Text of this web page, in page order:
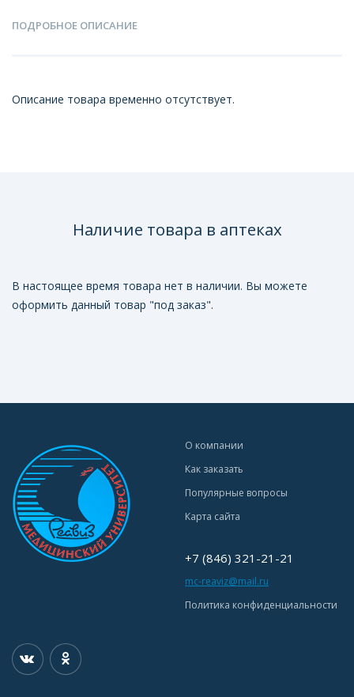
ПОДРОБНОЕ ОПИСАНИЕ
Описание товара временно отсутствует.
Наличие товара в аптеках
В настоящее время товара нет в наличии. Вы можете
оформить данный товар "под заказ".
О компании
Как заказать
Популярные вопросы
Карта сайта
+7 (846) 321-21-21
mc-reaviz@mail.ru
Политика конфиденциальности